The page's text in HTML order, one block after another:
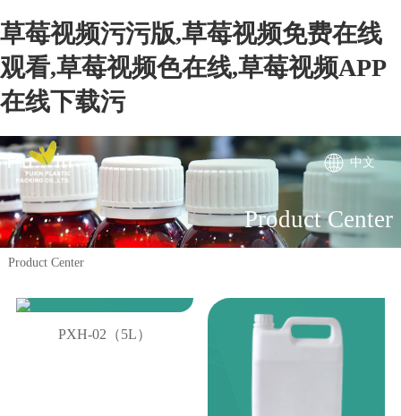
草莓视频污污版,草莓视频免费在线
观看,草莓视频色在线,草莓视频APP
在线下载污
中文
Product Center
Product Center
PXH-02（5L）